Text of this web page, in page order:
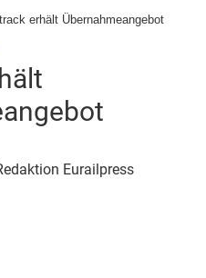
erhält Übernahmeangebot
Eurailpress